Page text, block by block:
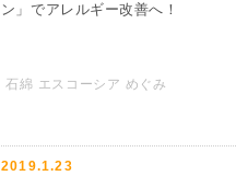
石綿 エスコーシア めぐみ
ン」でアレルギー改善へ！
2019.1.23